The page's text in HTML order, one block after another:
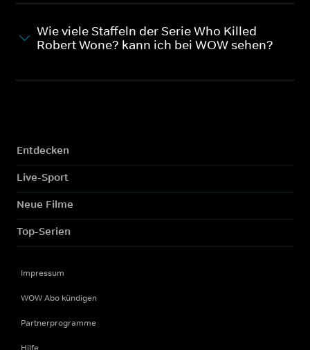
Wie viele Staffeln der Serie Who Killed
Robert Wone? kann ich bei WOW sehen?
Entdecken
Live-Sport
Neue Filme
Top-Serien
Impressum
WOW Abo kündigen
Partnerprogramme
Hilfe